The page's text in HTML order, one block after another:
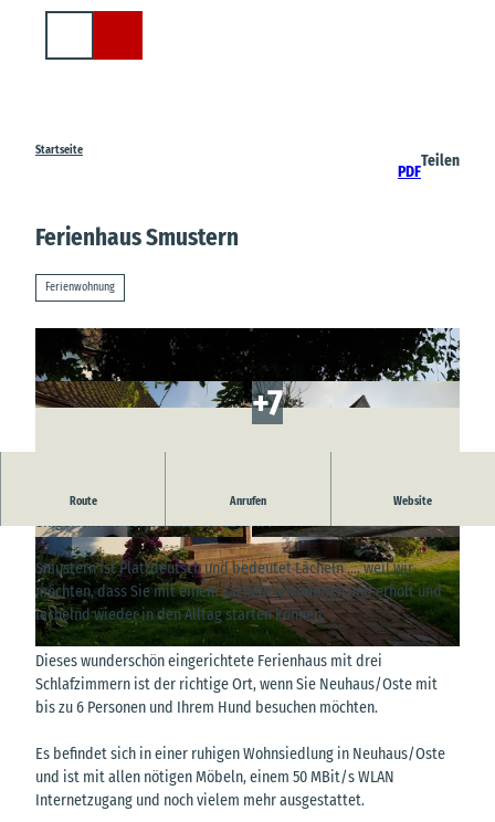
Startseite
PDF
Teilen
Ferienhaus Smustern
Ferienwohnung
© Ralph Schwertel
© Ralph Schwertel © Ralph Schwertel
Route Anrufen Website
Im schönen Ferienort, Neuhaus an der Oste, liegt das mit Liebe
eingerichtete Ferienhaus "Smustern".
Smustern ist Plattdeutsch und bedeutet Lächeln ..., weil wir
möchten, dass Sie mit einem Lächeln ankommen und erholt und
lächelnd wieder in den Alltag starten können.
Dieses wunderschön eingerichtete Ferienhaus mit drei
Schlafzimmern ist der richtige Ort, wenn Sie Neuhaus/Oste mit
bis zu 6 Personen und Ihrem Hund besuchen möchten.
Es befindet sich in einer ruhigen Wohnsiedlung in Neuhaus/Oste
und ist mit allen nötigen Möbeln, einem 50 MBit/s WLAN
Internetzugang und noch vielem mehr ausgestattet.